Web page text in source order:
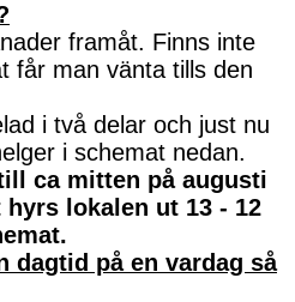
framåt. Finns inte
får man vänta tills den
i två delar och just nu
i schemat nedan.
ca mitten på augusti
lokalen ut 13 - 12
dagtid på en vardag så